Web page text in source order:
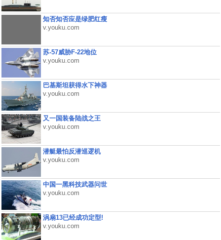
知否知否应是绿肥红瘦
v.youku.com
苏-57威胁F-22地位
v.youku.com
巴基斯坦获得水下神器
v.youku.com
又一国装备陆战之王
v.youku.com
潜艇最怕反潜巡逻机
v.youku.com
中国一黑科技武器问世
v.youku.com
涡扇13已经成功定型!
v.youku.com